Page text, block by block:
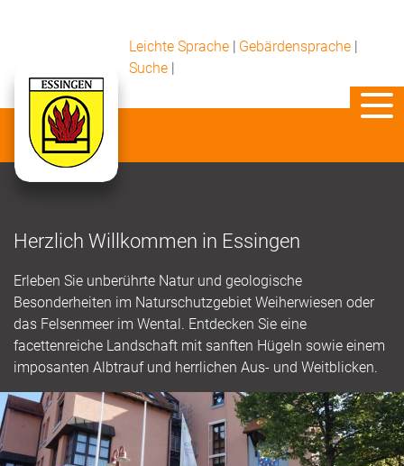
Leichte Sprache | Gebärdensprache |
Suche |
Herzlich Willkommen in Essingen
Erleben Sie unberührte Natur und geologische
Besonderheiten im Naturschutzgebiet Weiherwiesen oder
das Felsenmeer im Wental. Entdecken Sie eine
facettenreiche Landschaft mit sanften Hügeln sowie einem
imposanten Albtrauf und herrlichen Aus- und Weitblicken.